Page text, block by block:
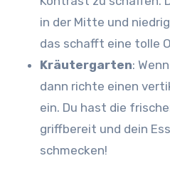
in der Mitte und
das schafft eine tolle
Kräutergarten:
dann richte einen
ein. Du hast die
griffbereit und dein
schmecken!